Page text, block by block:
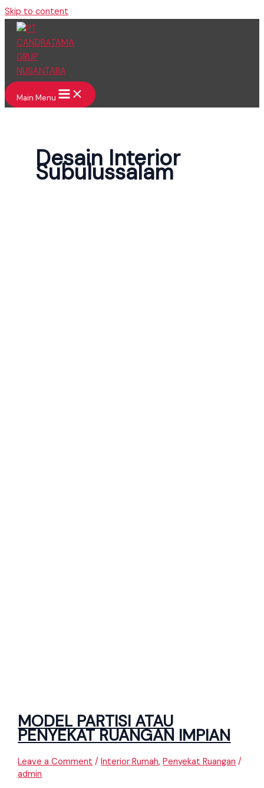
Skip to content
Main Menu
Desain Interior
Subulussalam
MODEL PARTISI ATAU
PENYEKAT RUANGAN IMPIAN
Leave a Comment /Interior Rumah,Penyekat Ruangan /
admin